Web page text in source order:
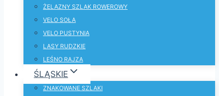
ŻELAZNY SZLAK ROWEROWY
VELO SOŁA
VELO PUSTYNIA
LASY RUDZKIE
LEŚNO RAJZA
ŚLĄSKIE
ZNAKOWANE SZLAKI